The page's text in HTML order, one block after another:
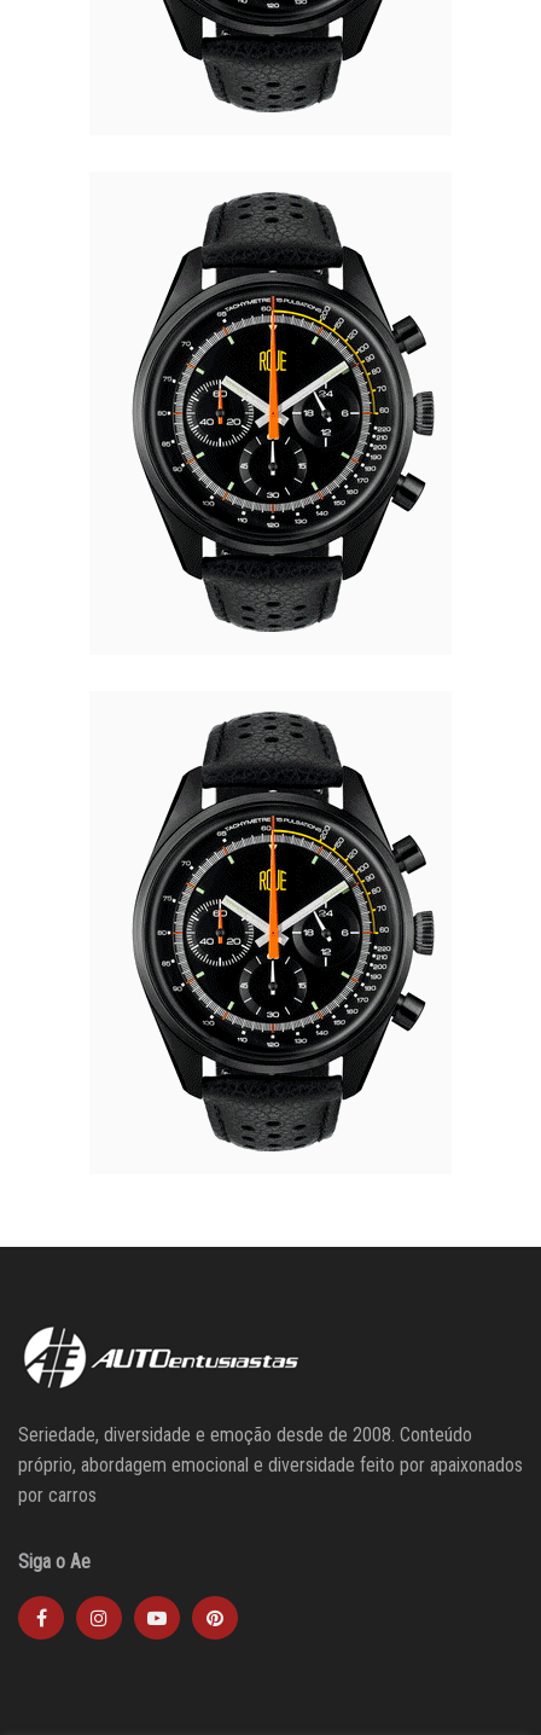
Seriedade, diversidade e emoção desde de 2008. Conteúdo
próprio, abordagem emocional e diversidade feito por apaixonados
por carros
Siga o Ae